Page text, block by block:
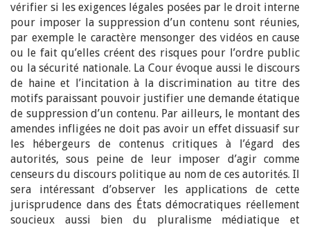
vérifier si les exigences légales posées par le droit interne
pour imposer la suppression d’un contenu sont réunies,
par exemple le caractère mensonger des vidéos en cause
ou le fait qu’elles créent des risques pour l’ordre public
ou la sécurité nationale. La Cour évoque aussi le discours
de haine et l’incitation à la discrimination au titre des
motifs paraissant pouvoir justifier une demande étatique
de suppression d’un contenu. Par ailleurs, le montant des
amendes infligées ne doit pas avoir un effet dissuasif sur
les hébergeurs de contenus critiques à l’égard des
autorités, sous peine de leur imposer d’agir comme
censeurs du discours politique au nom de ces autorités. Il
sera intéressant d’observer les applications de cette
jurisprudence dans des États démocratiques réellement
soucieux aussi bien du pluralisme médiatique et